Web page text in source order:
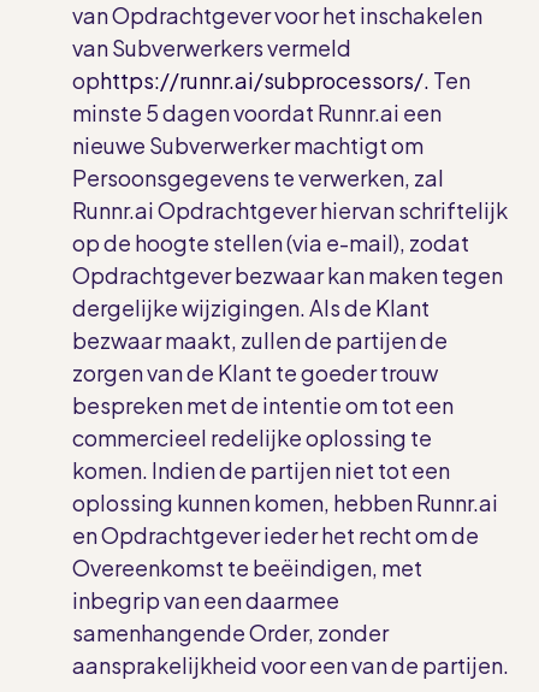
van Opdrachtgever voor het inschakelen
van Subverwerkers vermeld
ophttps://runnr.ai/subprocessors/. Ten
minste 5 dagen voordat Runnr.ai een
nieuwe Subverwerker machtigt om
Persoonsgegevens te verwerken, zal
Runnr.ai Opdrachtgever hiervan schriftelijk
op de hoogte stellen (via e-mail), zodat
Opdrachtgever bezwaar kan maken tegen
dergelijke wijzigingen. Als de Klant
bezwaar maakt, zullen de partijen de
zorgen van de Klant te goeder trouw
bespreken met de intentie om tot een
commercieel redelijke oplossing te
komen. Indien de partijen niet tot een
oplossing kunnen komen, hebben Runnr.ai
en Opdrachtgever ieder het recht om de
Overeenkomst te beëindigen, met
inbegrip van een daarmee
samenhangende Order, zonder
aansprakelijkheid voor een van de partijen.